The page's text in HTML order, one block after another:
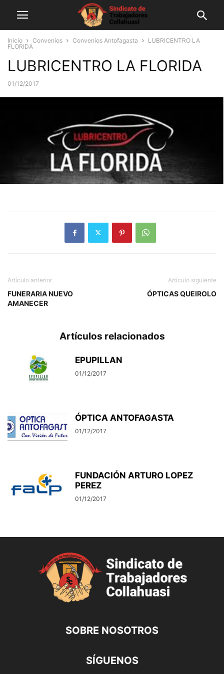
Inicio Convenios Convenios Antofagasta
LUBRICENTRO LA
FLORIDA
LUBRICENTRO LA FLORIDA
01/12/2017
Artículo anterior
FUNERARIA NUEVO
AMANECER
Artículo siguiente
ÓPTICAS QUEIROLO
Artículos relacionados
EPUPILLAN
01/12/2017
ÓPTICA ANTOFAGASTA
01/12/2017
FUNDACIÓN ARTURO LOPEZ
PEREZ
01/12/2017
SOBRE NOSOTROS
SÍGUENOS